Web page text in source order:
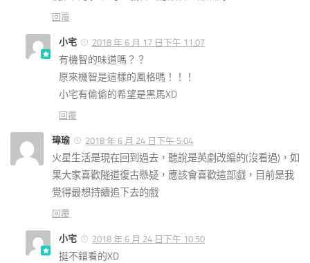
回覆
小宅 2018 年 6 月 17 日下午 11:07
有機智的味道嗎？？
原來機智是這樣的風格嗎！！！
小宅有偷偷的希望是黑馬XD
回覆
瑋瑜 2018 年 6 月 24 日下午 5:04
火星生活是現在回到過去，聽說是英劇改編的(沒看過)，如
果大家喜歡隧道復古懸疑，應該會喜歡這部戲，目前是我
覺得最想持續追下去的戲
回覆
小宅 2018 年 6 月 24 日下午 10:50
挺不錯看的XD